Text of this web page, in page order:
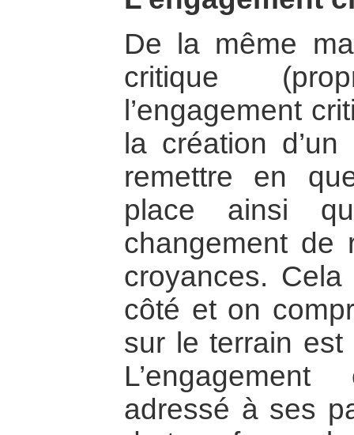
De la même
critique
l’engagement
la création
remettre en
place ainsi
changement de
croyances.
côté et on
sur le terrain
adressé à ses